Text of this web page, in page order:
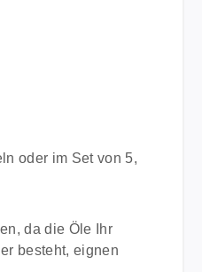
oder im Set von 5,
da die Öle Ihr
besteht, eignen